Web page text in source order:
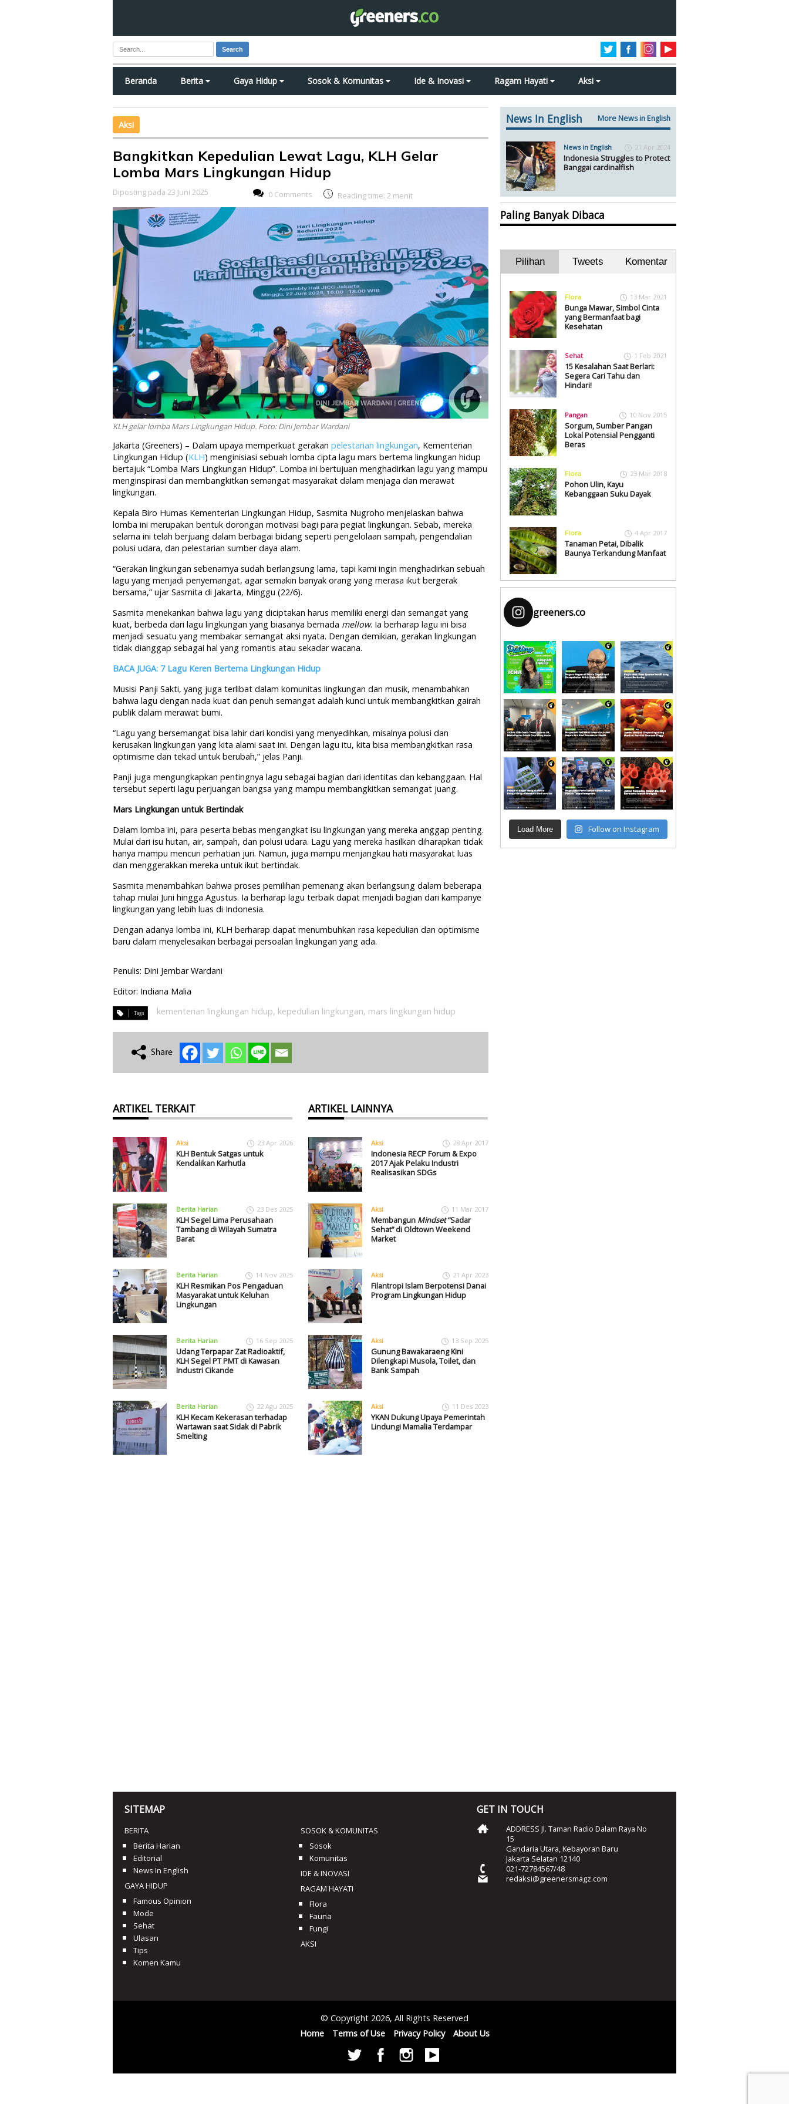
Search
Beranda Berita Gaya Hidup Sosok & Komunitas Ide & Inovasi Ragam Hayati Aksi
Aksi
Bangkitkan Kepedulian Lewat Lagu, KLH Gelar
Lomba Mars Lingkungan Hidup
Diposting pada 23 Juni 2025 0 Comments Reading time: 2 menit
KLH gelar lomba Mars Lingkungan Hidup. Foto: Dini Jembar Wardani
Jakarta (Greeners) – Dalam upaya memperkuat gerakan pelestarian lingkungan, Kementerian
Lingkungan Hidup (KLH) menginisiasi sebuah lomba cipta lagu mars bertema lingkungan hidup
bertajuk “Lomba Mars Lingkungan Hidup”. Lomba ini bertujuan menghadirkan lagu yang mampu
menginspirasi dan membangkitkan semangat masyarakat dalam menjaga dan merawat
lingkungan.
Kepala Biro Humas Kementerian Lingkungan Hidup, Sasmita Nugroho menjelaskan bahwa
lomba ini merupakan bentuk dorongan motivasi bagi para pegiat lingkungan. Sebab, mereka
selama ini telah berjuang dalam berbagai bidang seperti pengelolaan sampah, pengendalian
polusi udara, dan pelestarian sumber daya alam.
“Gerakan lingkungan sebenarnya sudah berlangsung lama, tapi kami ingin menghadirkan sebuah
lagu yang menjadi penyemangat, agar semakin banyak orang yang merasa ikut bergerak
bersama,” ujar Sasmita di Jakarta, Minggu (22/6).
Sasmita menekankan bahwa lagu yang diciptakan harus memiliki energi dan semangat yang
kuat, berbeda dari lagu lingkungan yang biasanya bernada mellow. Ia berharap lagu ini bisa
menjadi sesuatu yang membakar semangat aksi nyata. Dengan demikian, gerakan lingkungan
tidak dianggap sebagai hal yang romantis atau sekadar wacana.
BACA JUGA: 7 Lagu Keren Bertema Lingkungan Hidup
Musisi Panji Sakti, yang juga terlibat dalam komunitas lingkungan dan musik, menambahkan
bahwa lagu dengan nada kuat dan penuh semangat adalah kunci untuk membangkitkan gairah
publik dalam merawat bumi.
“Lagu yang bersemangat bisa lahir dari kondisi yang menyedihkan, misalnya polusi dan
kerusakan lingkungan yang kita alami saat ini. Dengan lagu itu, kita bisa membangkitkan rasa
optimisme dan tekad untuk berubah,” jelas Panji.
Panji juga mengungkapkan pentingnya lagu sebagai bagian dari identitas dan kebanggaan. Hal
tersebut seperti lagu perjuangan bangsa yang mampu membangkitkan semangat juang.
Mars Lingkungan untuk Bertindak
Dalam lomba ini, para peserta bebas mengangkat isu lingkungan yang mereka anggap penting.
Mulai dari isu hutan, air, sampah, dan polusi udara. Lagu yang mereka hasilkan diharapkan tidak
hanya mampu mencuri perhatian juri. Namun, juga mampu menjangkau hati masyarakat luas
dan menggerakkan mereka untuk ikut bertindak.
Sasmita menambahkan bahwa proses pemilihan pemenang akan berlangsung dalam beberapa
tahap mulai Juni hingga Agustus. Ia berharap lagu terbaik dapat menjadi bagian dari kampanye
lingkungan yang lebih luas di Indonesia.
Dengan adanya lomba ini, KLH berharap dapat menumbuhkan rasa kepedulian dan optimisme
baru dalam menyelesaikan berbagai persoalan lingkungan yang ada.
Penulis: Dini Jembar Wardani
Editor: Indiana Malia
kementerian lingkungan hidup, kepedulian lingkungan, mars lingkungan hidup
ARTIKEL TERKAIT
Aksi 23 Apr 2026
KLH Bentuk Satgas untuk
Kendalikan Karhutla
Berita Harian 23 Des 2025
KLH Segel Lima Perusahaan
Tambang di Wilayah Sumatra
Barat
Berita Harian 14 Nov 2025
KLH Resmikan Pos Pengaduan
Masyarakat untuk Keluhan
Lingkungan
Berita Harian 16 Sep 2025
Udang Terpapar Zat Radioaktif,
KLH Segel PT PMT di Kawasan
Industri Cikande
Berita Harian 22 Agu 2025
KLH Kecam Kekerasan terhadap
Wartawan saat Sidak di Pabrik
Smelting
ARTIKEL LAINNYA
Aksi 28 Apr 2017
Indonesia RECP Forum & Expo
2017 Ajak Pelaku Industri
Realisasikan SDGs
Aksi 11 Mar 2017
Membangun Mindset“Sadar
Sehat” di Oldtown Weekend
Market
Aksi 21 Apr 2023
Filantropi Islam Berpotensi Danai
Program Lingkungan Hidup
Aksi 13 Sep 2025
Gunung Bawakaraeng Kini
Dilengkapi Musola, Toilet, dan
Bank Sampah
Aksi 11 Des 2023
YKAN Dukung Upaya Pemerintah
Lindungi Mamalia Terdampar
News In English More News in English
News in English 21 Apr 2024
Indonesia Struggles to Protect
Banggai cardinalfish
Paling Banyak Dibaca
Pilihan Tweets Komentar
Flora 13 Mar 2021
Bunga Mawar, Simbol Cinta
yang Bermanfaat bagi
Kesehatan
Sehat 1 Feb 2021
15 Kesalahan Saat Berlari:
Segera Cari Tahu dan
Hindari!
Pangan 10 Nov 2015
Sorgum, Sumber Pangan
Lokal Potensial Pengganti
Beras
Flora 23 Mar 2018
Pohon Ulin, Kayu
Kebanggaan Suku Dayak
Flora 4 Apr 2017
Tanaman Petai, Dibalik
Baunya Terkandung Manfaat
greeners.co
Load More Follow on Instagram
SITEMAP
BERITA
Berita Harian
Editorial
News In English
GAYA HIDUP
Famous Opinion
Mode
Sehat
Ulasan
Tips
Komen Kamu
SOSOK & KOMUNITAS
Sosok
Komunitas
IDE & INOVASI
RAGAM HAYATI
Flora
Fauna
Fungi
AKSI
GET IN TOUCH
ADDRESS Jl. Taman Radio Dalam Raya No
15
Gandaria Utara, Kebayoran Baru
Jakarta Selatan 12140
021-72784567/48
redaksi@greenersmagz.com
© Copyright 2026, All Rights Reserved
Home
Terms of Use Privacy Policy About Us